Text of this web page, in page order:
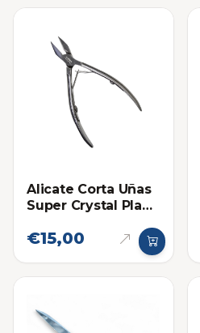
Alicate Corta Uñas
Super Crystal Plano
€15,00